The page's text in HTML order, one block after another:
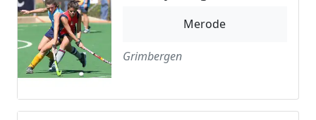
Merode
Grimbergen